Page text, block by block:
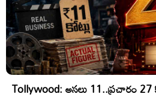
Tollywood: అసలు 11..ప్రచారం 27